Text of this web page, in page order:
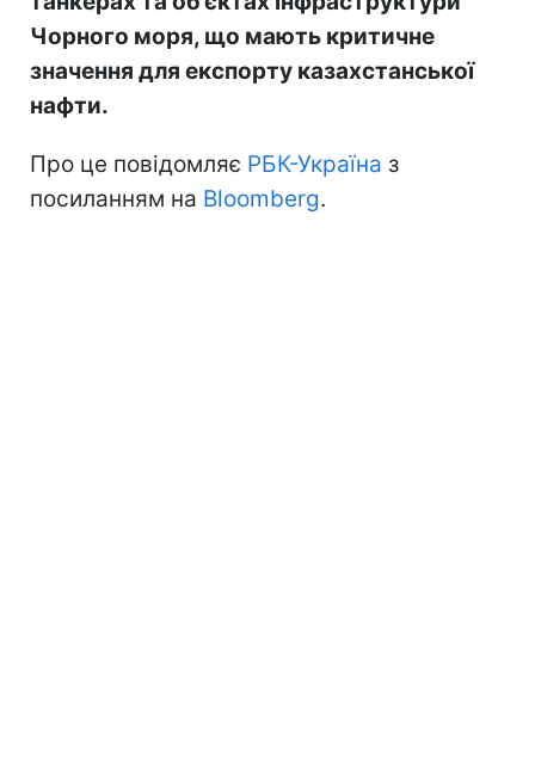
Чорного моря, що мають критичне
значення для експорту казахстанської
нафти.
Про це повідомляє РБК-Україна з
посиланням на Bloomberg.